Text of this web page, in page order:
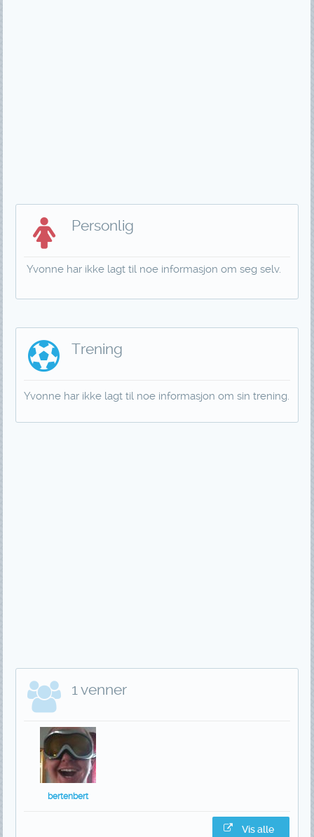
Personlig
Yvonne har ikke lagt til noe informasjon om seg selv.
Trening
Yvonne har ikke lagt til noe informasjon om sin trening.
1 venner
bertenbert
Vis alle